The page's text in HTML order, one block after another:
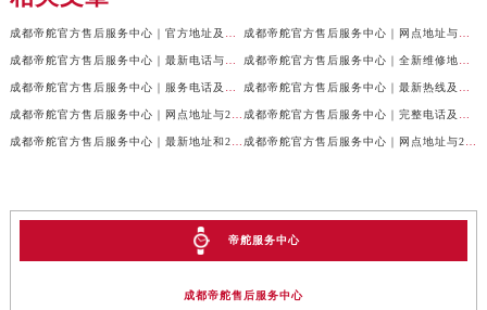
帝舵服务中心
成都帝舵售后服务中心